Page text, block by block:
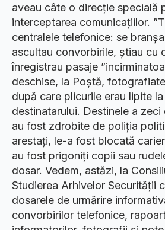
aveau câte o direcție specială
interceptarea comunicațiilor.
centralele telefonice: se
ascultau convorbirile, știau cu
înregistrau pasaje
deschise, la Poștă,
după care plicurile erau lipite
destinatarului. Destinele a zeci
au fost zdrobite de poliția
arestați, le-a fost blocată
au fost prigoniți copii sau
dosar. Vedem, astăzi, la
Studierea Arhivelor Securității
dosarele de urmărire
convorbirilor telefonice,